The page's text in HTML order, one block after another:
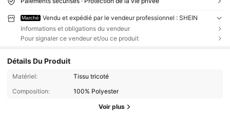
Marché
Vendu et expédié par le vendeur professionnel : SHEIN
Informations et obligations du vendeur
Pour signaler ce vendeur et/ou ce produit
Détails Du Produit
Matériel:
Tissu tricoté
Composition:
100% Polyester
Voir plus